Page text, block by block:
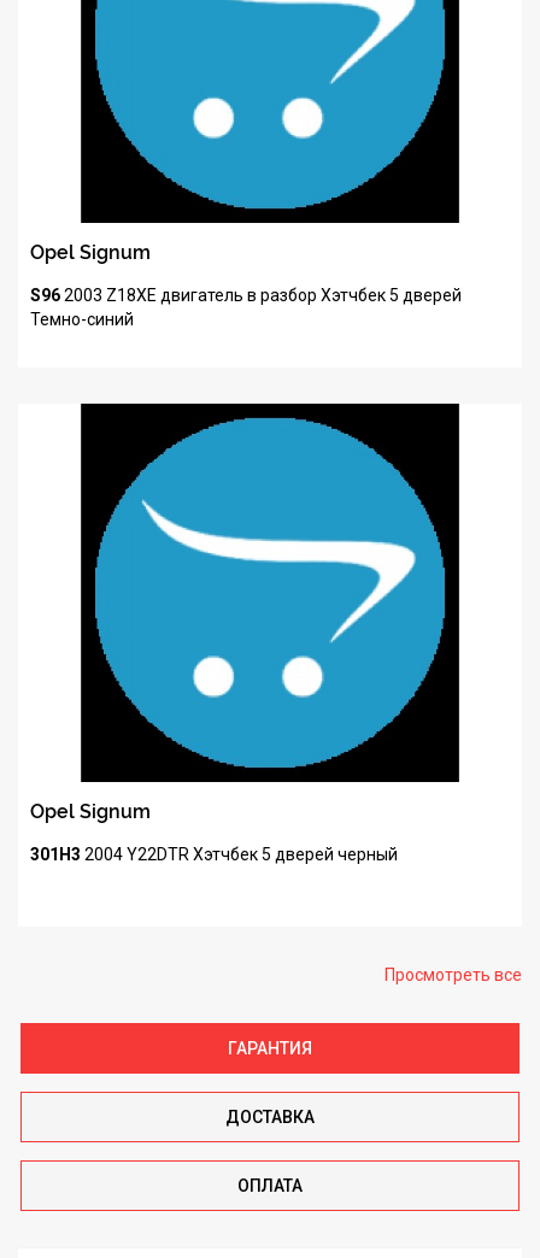
Opel Signum
S962003 Z18XE двигатель в разбор Хэтчбек 5 дверей
Темно-синий
Opel Signum
301H3 2004Y22DTR Хэтчбек 5 дверей черный
Просмотреть все
ГАРАНТИЯ
ДОСТАВКА
ОПЛАТА